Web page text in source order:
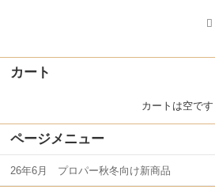
カート
カートは空です
ページメニュー
26年6月 プロパー秋冬向け新商品